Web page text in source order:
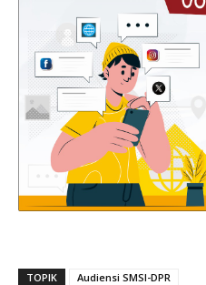
TOPIK
Audiensi SMSI-DPR